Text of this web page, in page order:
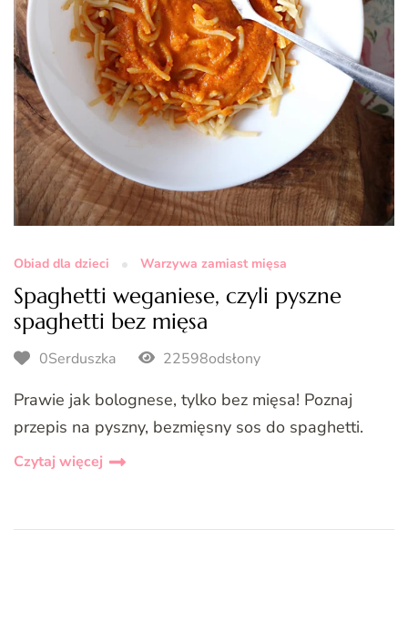
Obiad dla dzieci Warzywa zamiast mięsa
Spaghetti weganiese, czyli pyszne
spaghetti bez mięsa
0Serduszka 22598odsłony
Prawie jak bolognese, tylko bez mięsa! Poznaj
przepis na pyszny, bezmięsny sos do spaghetti.
Czytaj więcej